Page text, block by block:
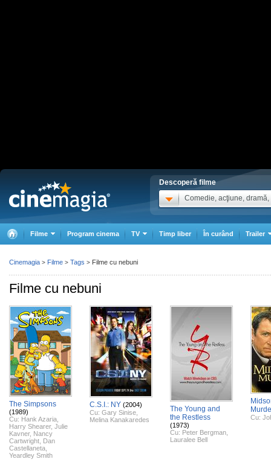
Descoperă filme
Comedie, acţiune, dramă,
Filme Program cinema TV Timp liber În curând Trailer
Filme cu nebuni
The Simpsons
(1989)
Cu: Hank Azaria
Harry Shearer, Julie
Kavner, Nancy
Cartwright Dan
Castellaneta
Yeardley Smith
C.S.I.: NY (2004)
Cu: Gary Sinise
Melina Kanakaredes
The Young and
the Restless
(1973)
Cu: Peter Bergman
Lauralee Bell
Cu:
Cinemagia > Filme > Tags > Filme cu nebuni